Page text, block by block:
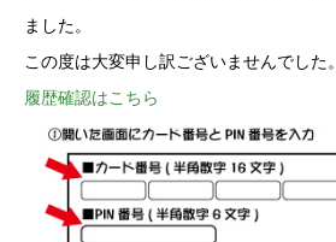
ました。
この度は大変申し訳ございませんでした。
履歴確認はこちら